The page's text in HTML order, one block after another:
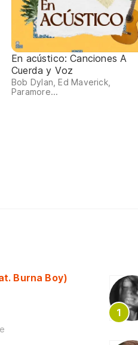
En acústico: Canciones A
Cuerda y Voz
Bob Dylan, Ed Maverick,
Paramore...
Burna Boy)